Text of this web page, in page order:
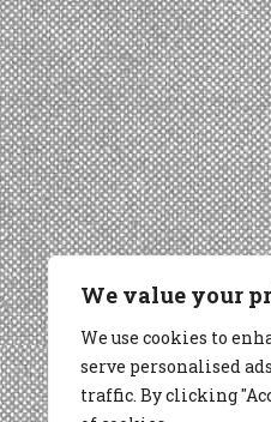
We value your
We use cookies to
serve personalised
traffic. By clicking